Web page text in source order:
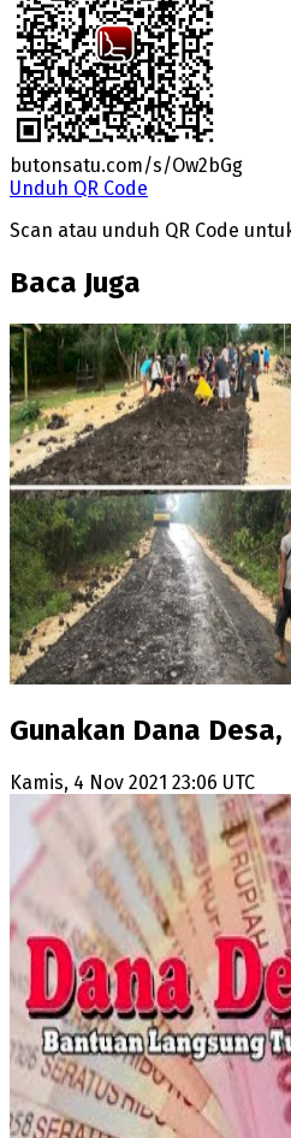
butonsatu.com/s/Ow2bGg
Unduh QR Code
Scan atau unduh QR Code
Baca Juga
Gunakan Dana
Kamis, 4 Nov 2021 23:06 UTC